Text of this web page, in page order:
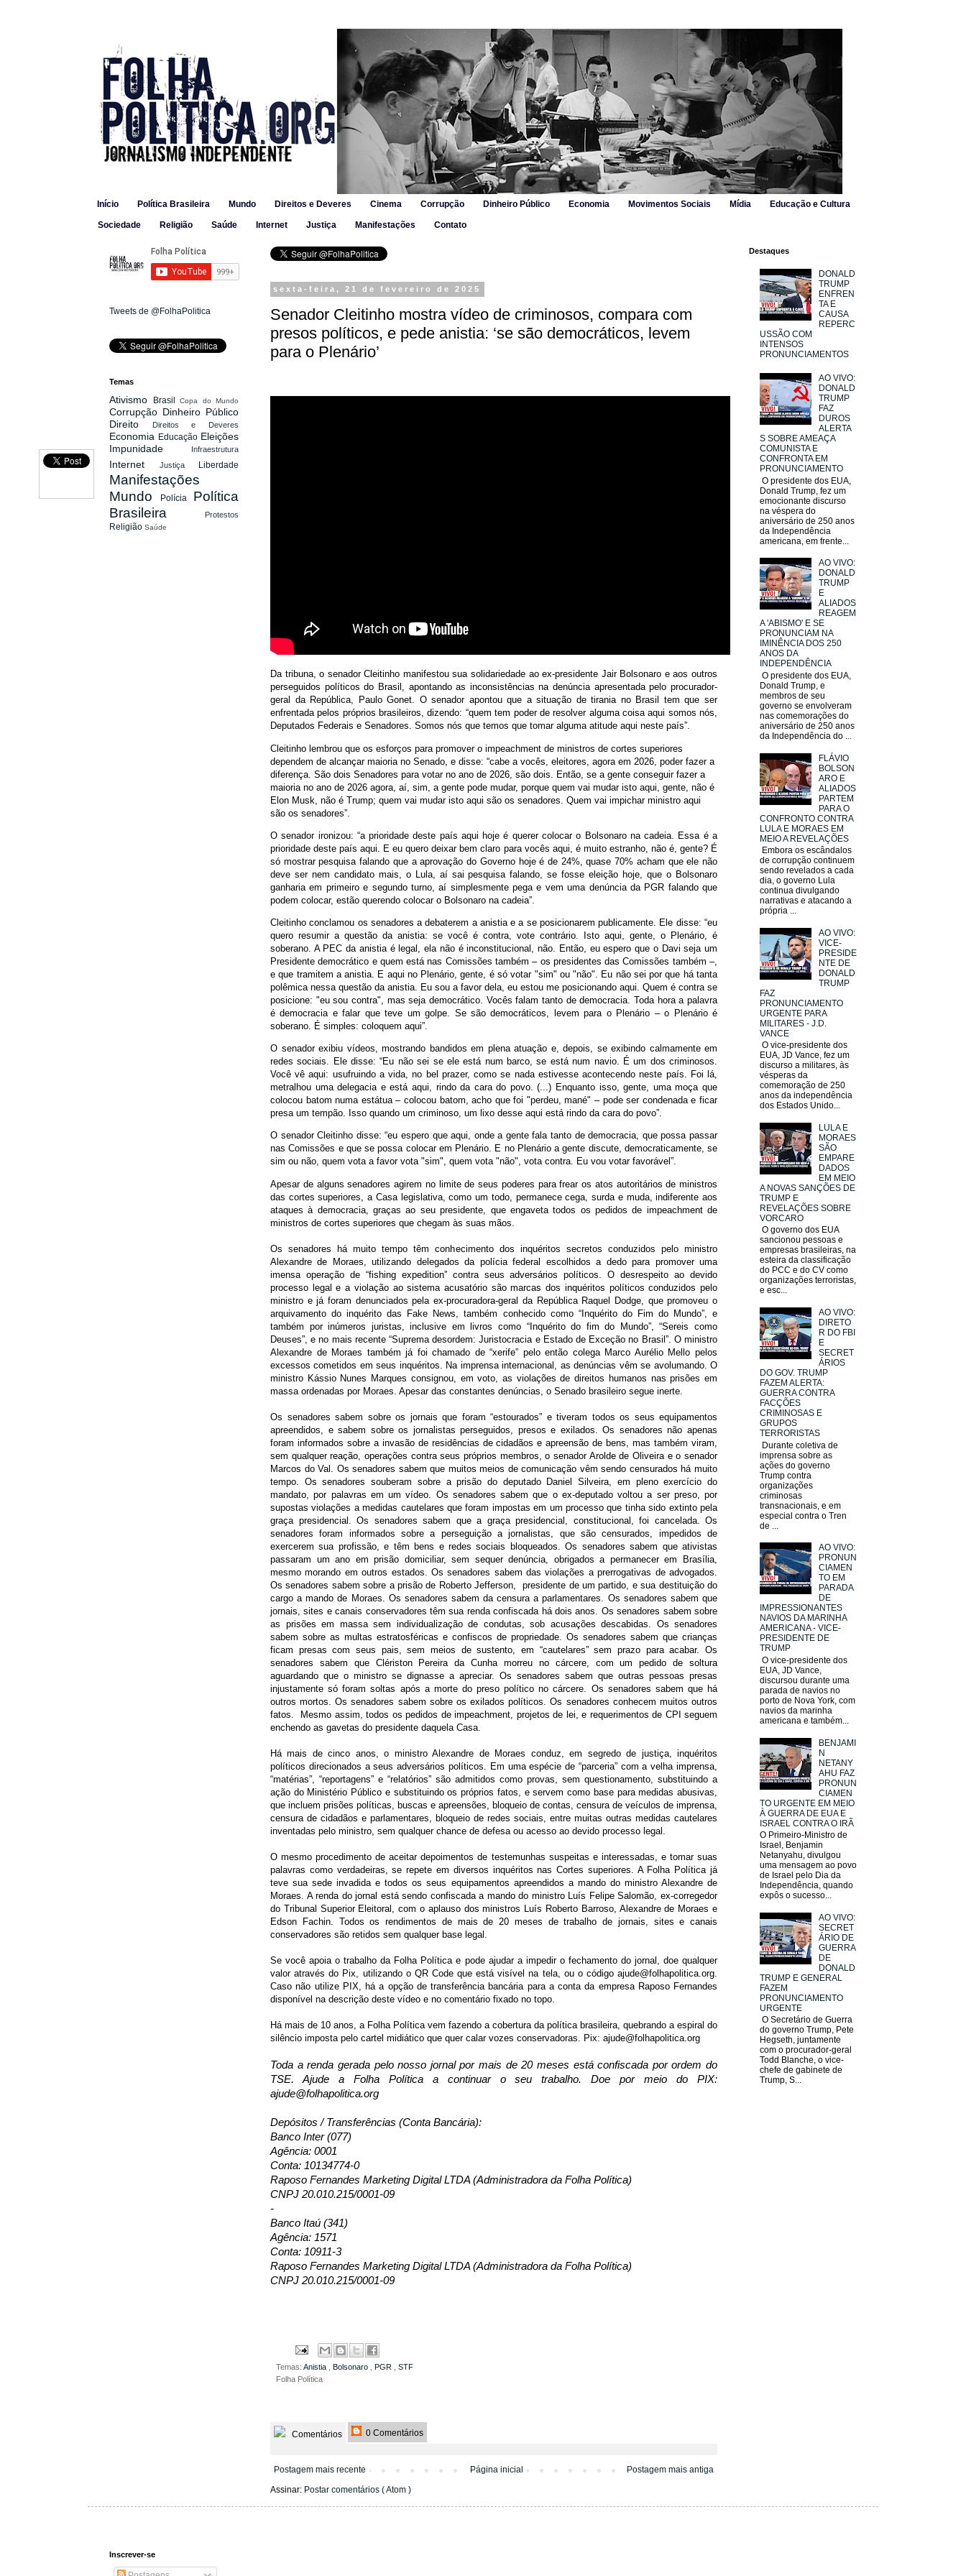
Início Política Brasileira Mundo Direitos e Deveres Cinema Corrupção Dinheiro Público Economia Movimentos Sociais Mídia Educação e Cultura
Sociedade Religião Saúde Internet Justiça Manifestações Contato
sexta-feira, 21 de fevereiro de 2025
Senador Cleitinho mostra vídeo de criminosos, compara com
presos políticos, e pede anistia: ‘se são democráticos, levem
para o Plenário’
Da tribuna, o senador Cleitinho manifestou sua solidariedade ao ex-presidente Jair Bolsonaro e aos outros
perseguidos políticos do Brasil, apontando as inconsistências na denúncia apresentada pelo procurador-
geral da República, Paulo Gonet. O senador apontou que a situação de tirania no Brasil tem que ser
enfrentada pelos próprios brasileiros, dizendo: “quem tem poder de resolver alguma coisa aqui somos nós,
Deputados Federais e Senadores. Somos nós que temos que tomar alguma atitude aqui neste país”.
Cleitinho lembrou que os esforços para promover o impeachment de ministros de cortes superiores
dependem de alcançar maioria no Senado, e disse: “cabe a vocês, eleitores, agora em 2026, poder fazer a
diferença. São dois Senadores para votar no ano de 2026, são dois. Então, se a gente conseguir fazer a
maioria no ano de 2026 agora, aí, sim, a gente pode mudar, porque quem vai mudar isto aqui, gente, não é
Elon Musk, não é Trump; quem vai mudar isto aqui são os senadores. Quem vai impichar ministro aqui
são os senadores”.
O senador ironizou: “a prioridade deste país aqui hoje é querer colocar o Bolsonaro na cadeia. Essa é a
prioridade deste país aqui. E eu quero deixar bem claro para vocês aqui, é muito estranho, não é, gente? É
só mostrar pesquisa falando que a aprovação do Governo hoje é de 24%, quase 70% acham que ele não
deve ser nem candidato mais, o Lula, aí sai pesquisa falando, se fosse eleição hoje, que o Bolsonaro
ganharia em primeiro e segundo turno, aí simplesmente pega e vem uma denúncia da PGR falando que
podem colocar, estão querendo colocar o Bolsonaro na cadeia”.
Cleitinho conclamou os senadores a debaterem a anistia e a se posicionarem publicamente. Ele disse: “eu
quero resumir a questão da anistia: se você é contra, vote contrário. Isto aqui, gente, o Plenário, é
soberano. A PEC da anistia é legal, ela não é inconstitucional, não. Então, eu espero que o Davi seja um
Presidente democrático e quem está nas Comissões também – os presidentes das Comissões também –,
e que tramitem a anistia. E aqui no Plenário, gente, é só votar "sim" ou "não". Eu não sei por que há tanta
polêmica nessa questão da anistia. Eu sou a favor dela, eu estou me posicionando aqui. Quem é contra se
posicione: "eu sou contra", mas seja democrático. Vocês falam tanto de democracia. Toda hora a palavra
é democracia e falar que teve um golpe. Se são democráticos, levem para o Plenário – o Plenário é
soberano. É simples: coloquem aqui”.
O senador exibiu vídeos, mostrando bandidos em plena atuação e, depois, se exibindo calmamente em
redes sociais. Ele disse: “Eu não sei se ele está num barco, se está num navio. É um dos criminosos.
Você vê aqui: usufruindo a vida, no bel prazer, como se nada estivesse acontecendo neste país. Foi lá,
metralhou uma delegacia e está aqui, rindo da cara do povo. (...) Enquanto isso, gente, uma moça que
colocou batom numa estátua – colocou batom, acho que foi "perdeu, mané" – pode ser condenada e ficar
presa um tempão. Isso quando um criminoso, um lixo desse aqui está rindo da cara do povo”.
O senador Cleitinho disse: “eu espero que aqui, onde a gente fala tanto de democracia, que possa passar
nas Comissões e que se possa colocar em Plenário. E no Plenário a gente discute, democraticamente, se
sim ou não, quem vota a favor vota "sim", quem vota "não", vota contra. Eu vou votar favorável”.
Apesar de alguns senadores agirem no limite de seus poderes para frear os atos autoritários de ministros
das cortes superiores, a Casa legislativa, como um todo, permanece cega, surda e muda, indiferente aos
ataques à democracia, graças ao seu presidente, que engaveta todos os pedidos de impeachment de
ministros de cortes superiores que chegam às suas mãos.
Os senadores há muito tempo têm conhecimento dos inquéritos secretos conduzidos pelo ministro
Alexandre de Moraes, utilizando delegados da polícia federal escolhidos a dedo para promover uma
imensa operação de “fishing expedition” contra seus adversários políticos. O desrespeito ao devido
processo legal e a violação ao sistema acusatório são marcas dos inquéritos políticos conduzidos pelo
ministro e já foram denunciados pela ex-procuradora-geral da República Raquel Dodge, que promoveu o
arquivamento do inquérito das Fake News, também conhecido como “Inquérito do Fim do Mundo”, e
também por inúmeros juristas, inclusive em livros como “Inquérito do fim do Mundo”, “Sereis como
Deuses”, e no mais recente “Suprema desordem: Juristocracia e Estado de Exceção no Brasil”. O ministro
Alexandre de Moraes também já foi chamado de “xerife” pelo então colega Marco Aurélio Mello pelos
excessos cometidos em seus inquéritos. Na imprensa internacional, as denúncias vêm se avolumando. O
ministro Kássio Nunes Marques consignou, em voto, as violações de direitos humanos nas prisões em
massa ordenadas por Moraes. Apesar das constantes denúncias, o Senado brasileiro segue inerte.
Os senadores sabem sobre os jornais que foram “estourados” e tiveram todos os seus equipamentos
apreendidos, e sabem sobre os jornalistas perseguidos, presos e exilados. Os senadores não apenas
foram informados sobre a invasão de residências de cidadãos e apreensão de bens, mas também viram,
sem qualquer reação, operações contra seus próprios membros, o senador Arolde de Oliveira e o senador
Marcos do Val. Os senadores sabem que muitos meios de comunicação vêm sendo censurados há muito
tempo. Os senadores souberam sobre a prisão do deputado Daniel Silveira, em pleno exercício do
mandato, por palavras em um vídeo. Os senadores sabem que o ex-deputado voltou a ser preso, por
supostas violações a medidas cautelares que foram impostas em um processo que tinha sido extinto pela
graça presidencial. Os senadores sabem que a graça presidencial, constitucional, foi cancelada. Os
senadores foram informados sobre a perseguição a jornalistas, que são censurados, impedidos de
exercerem sua profissão, e têm bens e redes sociais bloqueados. Os senadores sabem que ativistas
passaram um ano em prisão domiciliar, sem sequer denúncia, obrigados a permanecer em Brasília,
mesmo morando em outros estados. Os senadores sabem das violações a prerrogativas de advogados.
Os senadores sabem sobre a prisão de Roberto Jefferson, presidente de um partido, e sua destituição do
cargo a mando de Moraes. Os senadores sabem da censura a parlamentares. Os senadores sabem que
jornais, sites e canais conservadores têm sua renda confiscada há dois anos. Os senadores sabem sobre
as prisões em massa sem individualização de condutas, sob acusações descabidas. Os senadores
sabem sobre as multas estratosféricas e confiscos de propriedade. Os senadores sabem que crianças
ficam presas com seus pais, sem meios de sustento, em “cautelares” sem prazo para acabar. Os
senadores sabem que Clériston Pereira da Cunha morreu no cárcere, com um pedido de soltura
aguardando que o ministro se dignasse a apreciar. Os senadores sabem que outras pessoas presas
injustamente só foram soltas após a morte do preso político no cárcere. Os senadores sabem que há
outros mortos. Os senadores sabem sobre os exilados políticos. Os senadores conhecem muitos outros
fatos. Mesmo assim, todos os pedidos de impeachment, projetos de lei, e requerimentos de CPI seguem
enchendo as gavetas do presidente daquela Casa.
Há mais de cinco anos, o ministro Alexandre de Moraes conduz, em segredo de justiça, inquéritos
políticos direcionados a seus adversários políticos. Em uma espécie de “parceria” com a velha imprensa,
“matérias”, “reportagens” e “relatórios” são admitidos como provas, sem questionamento, substituindo a
ação do Ministério Público e substituindo os próprios fatos, e servem como base para medidas abusivas,
que incluem prisões políticas, buscas e apreensões, bloqueio de contas, censura de veículos de imprensa,
censura de cidadãos e parlamentares, bloqueio de redes sociais, entre muitas outras medidas cautelares
inventadas pelo ministro, sem qualquer chance de defesa ou acesso ao devido processo legal.
O mesmo procedimento de aceitar depoimentos de testemunhas suspeitas e interessadas, e tomar suas
palavras como verdadeiras, se repete em diversos inquéritos nas Cortes superiores. A Folha Política já
teve sua sede invadida e todos os seus equipamentos apreendidos a mando do ministro Alexandre de
Moraes. A renda do jornal está sendo confiscada a mando do ministro Luís Felipe Salomão, ex-corregedor
do Tribunal Superior Eleitoral, com o aplauso dos ministros Luís Roberto Barroso, Alexandre de Moraes e
Edson Fachin. Todos os rendimentos de mais de 20 meses de trabalho de jornais, sites e canais
conservadores são retidos sem qualquer base legal.
Se você apoia o trabalho da Folha Política e pode ajudar a impedir o fechamento do jornal, doe qualquer
valor através do Pix, utilizando o QR Code que está visível na tela, ou o código ajude@folhapolitica.org.
Caso não utilize PIX, há a opção de transferência bancária para a conta da empresa Raposo Fernandes
disponível na descrição deste vídeo e no comentário fixado no topo.
Há mais de 10 anos, a Folha Política vem fazendo a cobertura da política brasileira, quebrando a espiral do
silêncio imposta pelo cartel midiático que quer calar vozes conservadoras. Pix: ajude@folhapolitica.org
Toda a renda gerada pelo nosso jornal por mais de 20 meses está confiscada por ordem do
TSE. Ajude a Folha Política a continuar o seu trabalho. Doe por meio do PIX:
ajude@folhapolitica.org
Depósitos / Transferências (Conta Bancária):
Banco Inter (077)
Agência: 0001
Conta: 10134774-0
Raposo Fernandes Marketing Digital LTDA (Administradora da Folha Política)
CNPJ 20.010.215/0001-09
-
Banco Itaú (341)
Agência: 1571
Conta: 10911-3
Raposo Fernandes Marketing Digital LTDA (Administradora da Folha Política)
CNPJ 20.010.215/0001-09
Temas: Anistia Bolsonaro PGR
STF
Folha Política
Comentários 0 Comentários
Postagem mais recente Postagem mais antiga
Página inicial
Assinar: Postar comentários ( Atom )
Tweets de @FolhaPolitica
Temas
Ativismo Brasil Copa do Mundo
Corrupção Dinheiro Público
Direito
Direitos e Deveres
Economia Educação Eleições
Impunidade
Infraestrutura
Internet Justiça Liberdade
Manifestações
Mundo
Polícia Política
Brasileira
Protestos
Religião Saúde
Destaques
DONALD
TRUMP
ENFREN
TA E
CAUSA
REPERC
USSÃO COM
INTENSOS
PRONUNCIAMENTOS
AO VIVO:
DONALD
TRUMP
FAZ
DUROS
ALERTA
S SOBRE AMEAÇA
COMUNISTA E
CONFRONTA EM
PRONUNCIAMENTO
O presidente dos EUA,
Donald Trump, fez um
emocionante discurso
na véspera do
aniversário de 250 anos
da Independência
americana, em frente...
AO VIVO:
DONALD
TRUMP
E
ALIADOS
REAGEM
A 'ABISMO' E SE
PRONUNCIAM NA
IMINÊNCIA DOS 250
ANOS DA
INDEPENDÊNCIA
O presidente dos EUA,
Donald Trump, e
membros de seu
governo se envolveram
nas comemorações do
aniversário de 250 anos
da Independência do ...
FLÁVIO
BOLSON
ARO E
ALIADOS
PARTEM
PARA O
CONFRONTO CONTRA
LULA E MORAES EM
MEIO A REVELAÇÕES
Embora os escândalos
de corrupção continuem
sendo revelados a cada
dia, o governo Lula
continua divulgando
narrativas e atacando a
própria ...
AO VIVO:
VICE-
PRESIDE
NTE DE
DONALD
TRUMP
FAZ
PRONUNCIAMENTO
URGENTE PARA
MILITARES - J.D.
VANCE
O vice-presidente dos
EUA, JD Vance, fez um
discurso a militares, às
vésperas da
comemoração de 250
anos da independência
dos Estados Unido...
LULA E
MORAES
SÃO
EMPARE
DADOS
EM MEIO
A NOVAS SANÇÕES DE
TRUMP E
REVELAÇÕES SOBRE
VORCARO
O governo dos EUA
sancionou pessoas e
empresas brasileiras, na
esteira da classificação
do PCC e do CV como
organizações terroristas,
e esc...
AO VIVO:
DIRETO
R DO FBI
E
SECRET
ÁRIOS
DO GOV. TRUMP
FAZEM ALERTA:
GUERRA CONTRA
FACÇÕES
CRIMINOSAS E
GRUPOS
TERRORISTAS
Durante coletiva de
imprensa sobre as
ações do governo
Trump contra
organizações
criminosas
transnacionais, e em
especial contra o Tren
de ...
AO VIVO:
PRONUN
CIAMEN
TO EM
PARADA
DE
IMPRESSIONANTES
NAVIOS DA MARINHA
AMERICANA - VICE-
PRESIDENTE DE
TRUMP
O vice-presidente dos
EUA, JD Vance,
discursou durante uma
parada de navios no
porto de Nova York, com
navios da marinha
americana e também...
BENJAMI
N
NETANY
AHU FAZ
PRONUN
CIAMEN
TO URGENTE EM MEIO
À GUERRA DE EUA E
ISRAEL CONTRA O IRÃ
O Primeiro-Ministro de
Israel, Benjamin
Netanyahu, divulgou
uma mensagem ao povo
de Israel pelo Dia da
Independência, quando
expôs o sucesso...
AO VIVO:
SECRET
ÁRIO DE
GUERRA
DE
DONALD
TRUMP E GENERAL
FAZEM
PRONUNCIAMENTO
URGENTE
O Secretário de Guerra
do governo Trump, Pete
Hegseth, juntamente
com o procurador-geral
Todd Blanche, o vice-
chefe de gabinete de
Trump, S...
Inscrever-se